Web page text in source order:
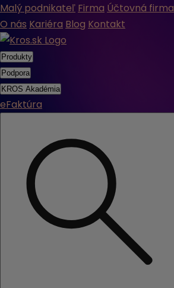
Malý podnikateľ Firma Účtovná firma
O nás Kariéra Blog Kontakt
Produkty
Podpora
KROS Akadémia
eFaktúra